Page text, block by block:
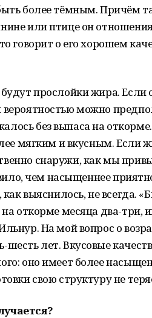
более тёмным. Причём
или птице он
говорит о его хорошем
прослойки жира. Если
можно
без выпаса на
мягким и вкусным. Если
снаружи, как мы
чем насыщеннее
выяснилось, не всегда.
откорме месяца два-три,
На мой вопрос о
лет. Вкусовые
оно имеет более
свою структуру не